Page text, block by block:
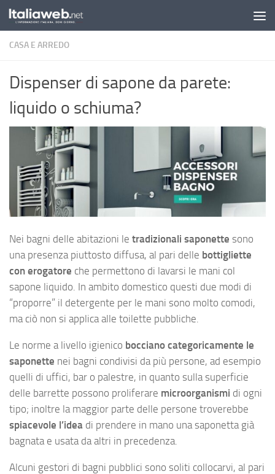
Sotto il contenuto
CASA E ARREDO
Dispenser di sapone da parete:
liquido o schiuma?
Nei bagni delle abitazioni le tradizionali saponette sono
una presenza piuttosto diffusa, al pari delle bottigliette
con erogatore che permettono di lavarsi le mani col
sapone liquido. In ambito domestico questi due modi di
“proporre” il detergente per le mani sono molto comodi,
ma ciò non si applica alle toilette pubbliche.
Le norme a livello igienico bocciano categoricamente le
saponette nei bagni condivisi da più persone, ad esempio
quelli di uffici, bar o palestre, in quanto sulla superficie
delle barrette possono proliferare microorganismi di ogni
tipo; inoltre la maggior parte delle persone troverebbe
spiacevole l’idea di prendere in mano una saponetta già
bagnata e usata da altri in precedenza.
Alcuni gestori di bagni pubblici sono soliti collocarvi, al pari